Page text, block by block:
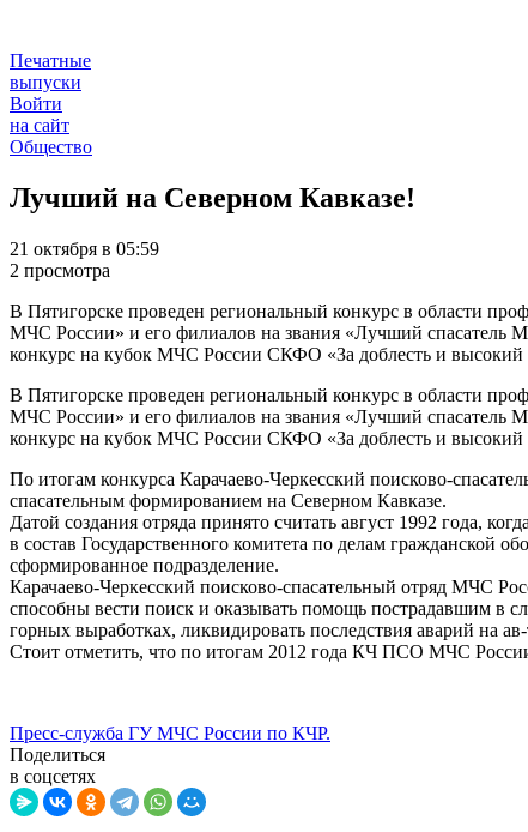
Печатные
выпуски
Войти
на сайт
Общество
Лучший на Северном Кавказе!
21 октября в 05:59
2 просмотра
В Пятигорске проведен региональный конкурс в области
МЧС России» и его филиалов на звания «Лучший
конкурс на кубок МЧС России СКФО «За доблесть и высокий
В Пятигорске проведен региональный конкурс в области
МЧС России» и его филиалов на звания «Лучший
конкурс на кубок МЧС России СКФО «За доблесть и высокий
По итогам конкурса Карачаево-Черкесский поисково-
спасательным формированием на Северном Кавказе.
Датой создания отряда принято считать август 1992 года,
в состав Государственного комитета по делам гражданской
сформированное подразделение.
Карачаево-Черкесский поисково-спасательный отряд МЧС
способны вести поиск и оказывать помощь пострадавшим в
горных выработках, ликвидировать последствия аварий на
Стоит отметить, что по итогам 2012 года КЧ ПСО МЧС
Пресс-служба ГУ МЧС России по КЧР.
Поделиться
в соцсетях